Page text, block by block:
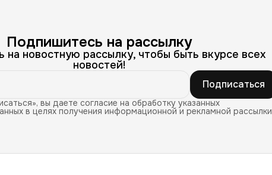
Подпишитесь на рассылку
на новостную рассылку, чтобы быть вкурсе всех
новостей!
Подписаться
вы даете согласие на обработку указанных
в целях получения информационной и рекламной рассылки